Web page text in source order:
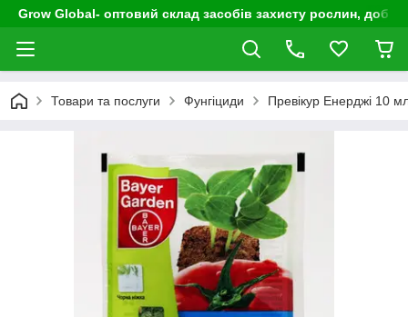
Grow Global- оптовий склад засобів захисту рослин,
Товари та послуги Фунгіциди Превікур Енерджі 10